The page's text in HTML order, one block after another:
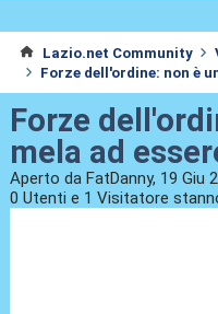
Lazio.net Community
Forze dell'ordine: non è
Forze
mela ad
Aperto da FatDanny, 19 Giu
0 Utenti e 1 Visitatore